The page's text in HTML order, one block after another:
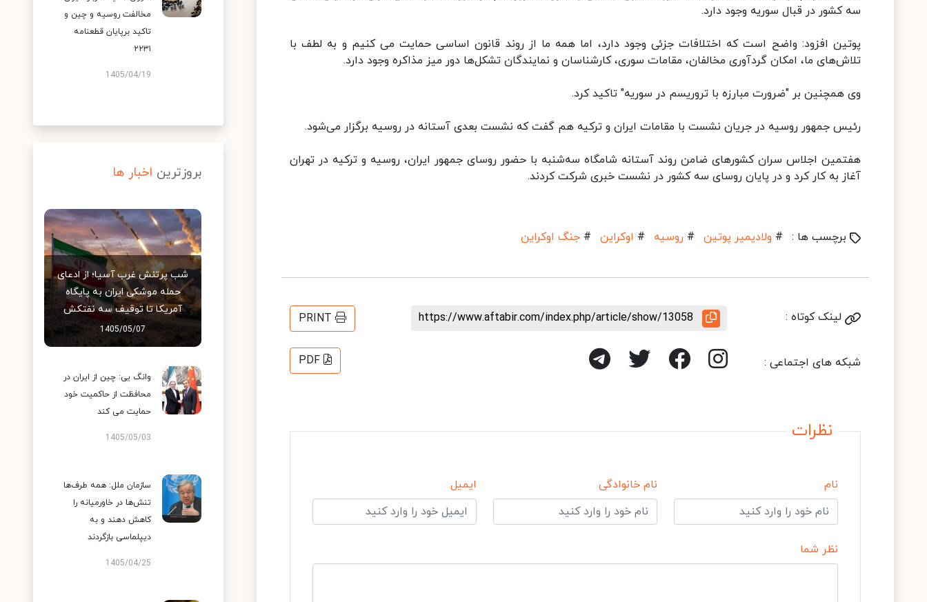
سه کشور در قبال سوریه وجود دارد.
پوتین افزود: واضح است که اختلافات جزئی وجود دارد، اما همه ما از روند قانون اساسی حمایت می کنیم و به لطف با
تلاش‌های ما، امکان گردآوری مخالفان، مقامات سوری، کارشناسان و نمایندگان تشکل‌ها دور میز مذاکره وجود دارد.
وی همچنین بر "ضرورت مبارزه با تروریسم در سوریه" تاکید کرد.
رئیس جمهور روسیه در جریان نشست با مقامات ایران و ترکیه هم گفت که نشست بعدی آستانه در روسیه برگزار می‌شود.
هفتمین اجلاس سران کشورهای ضامن روند آستانه شامگاه سه‌شنبه با حضور روسای جمهور ایران، روسیه و ترکیه در تهران
آغاز به کار کرد و در پایان روسای سه کشور در نشست خبری شرکت کردند.
برچسب ها : # ولادیمیر پوتین # روسیه # اوکراین # جنگ اوکراین
لینک کوتاه : https://www.aftabir.com/index.php/article/show/13058
PRINT
شبکه های اجتماعی : PDF
نظرات
نام نام خانوادگی ایمیل
نظر شما
مخالفت روسیه و چین و
تاکید برپایان قطعنامه
۲۲۳۱
1405/04/19
بروزترین اخبار ها
شب پرتنش غرب آسیا؛ از ادعای
حمله موشکی ایران به پایگاه
آمریکا تا توقیف سه نفتکش
1405/05/07
وانگ یی: چین از ایران در
محافظت از حاکمیت خود
حمایت می کند
1405/05/03
سازمان ملل: همه طرف‌ها
تنش‌ها در خاورمیانه را
کاهش دهند و به
دیپلماسی بازگردند
1405/04/25